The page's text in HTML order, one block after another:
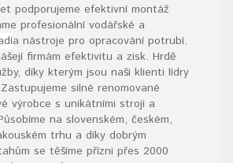
podporujeme efektivní montáž
profesionální vodářské a
a nástroje pro opracování potrubí.
firmám efektivitu a zisk. Hrdě
díky kterým jsou naši klienti lídry
silné renomované
výrobce s unikátními stroji a
na slovenském, českém,
trhu a díky dobrým
se těšíme přízni přes 2000